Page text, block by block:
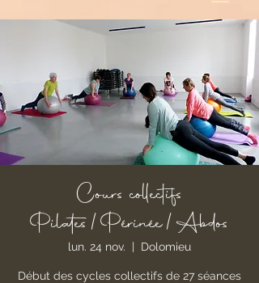
Cours collectifs
Pilates/Périnée/Abdos
lun. 24 nov.
  |
Dolomieu
Début des cycles collectifs de 27 séances